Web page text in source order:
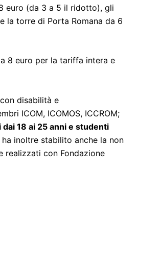
euro (da 3 a 5 il ridotto), gli
la torre di Porta Romana da 6
8 euro per la tariffa intera e
disabilità e
ICOM, ICOMOS, ICCROM;
18 ai 25 anni e studenti
ha inoltre stabilito anche la non
realizzati con Fondazione